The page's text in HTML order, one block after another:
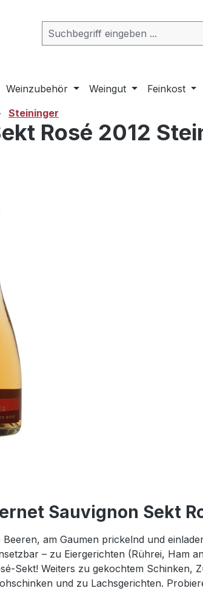
Weinzubehör Weingut Feinkost
Steininger
Rosé 2012
Sauvignon Sekt
am Gaumen prickelnd und
– zu Eiergerichten (Rührei, Ham
Sekt! Weiters zu gekochtem
und zu Lachsgerichten.